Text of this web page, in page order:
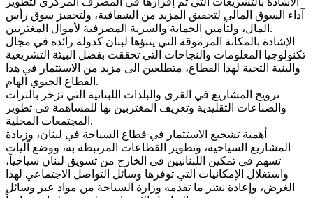
آداء السوق المالي لتحقيق المزيد من الشفافية، ولتحفيز سوق رأس
المال، ولتأمين الحماية والسرية المصرفية لأموال المغتربين.
الإشادة بالمكانة المرموقة التي يتبؤها لبنان كدولة رائدة في مجال
تكنولوجيا المعلومات والنجاحات التي تحققت بفضل البيئة التشريعية
والبنية التحية لهذا القطاع، متطلعين الى مزيد من الاستثمار في هذا
القطاع الحيوي الهام.
ترويج المشاريع في القرى والبلدات اللبنانية التي تزخر بالتراث
والصناعات التقليدية وتعريف المغتربين بها للمساهمة في تطوير
المجتمعات المحلية.
أهمية تشجيع الاستثمار في قطاع السياحة في لبنان، وزيادة
المشاريع السياحية، وتطوير القطاعات المرتبطة به، ووضع آليات
تسهم في تمكين اللبنانيين في الخارج من تسويق لبنان سياحياً،
واستغلال الإمكانيات التي توفرها وسائل التواصل الاجتماعي لهذا
الغرض، وإعادة نشر ما تقدمه وزارة السياحة من مواد عبر وسائل